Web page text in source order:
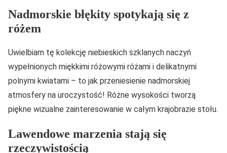
Nadmorskie błękity spotykają się z
różem
Uwielbiam tę kolekcję niebieskich szklanych naczyń
wypełnionych miękkimi różowymi różami i delikatnymi
polnymi kwiatami – to jak przeniesienie nadmorskiej
atmosfery na uroczystość! Różne wysokości tworzą
piękne wizualne zainteresowanie w całym krajobrazie stołu.
Lawendowe marzenia stają się
rzeczywistością